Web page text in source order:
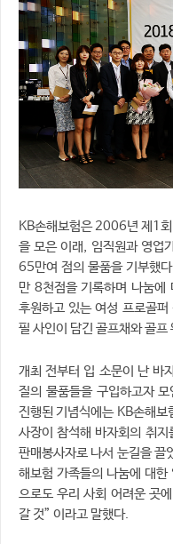
KB손해보험은 2006년 제1
을 모은 이래, 임직원과 영업
65만여 점의 물품을 기부했
만 8천점을 기록하며 나눔에
후원하고 있는 여성 프로골
필 사인이 담긴 골프채와 골
개최 전부터 입 소문이 난 바
질의 물품들을 구입하고자
진행된 기념식에는 KB손해보
사장이 참석해 바자회의 취
판매봉사자로 나서 눈길을 끌
해보험 가족들의 나눔에 대
으로도 우리 사회 어려운 곳
갈 것” 이라고 말했다.